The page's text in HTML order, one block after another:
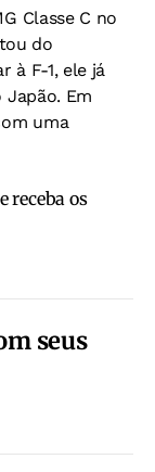
Classe C no
do
à F-1, ele já
Em
uma
receba os
seus